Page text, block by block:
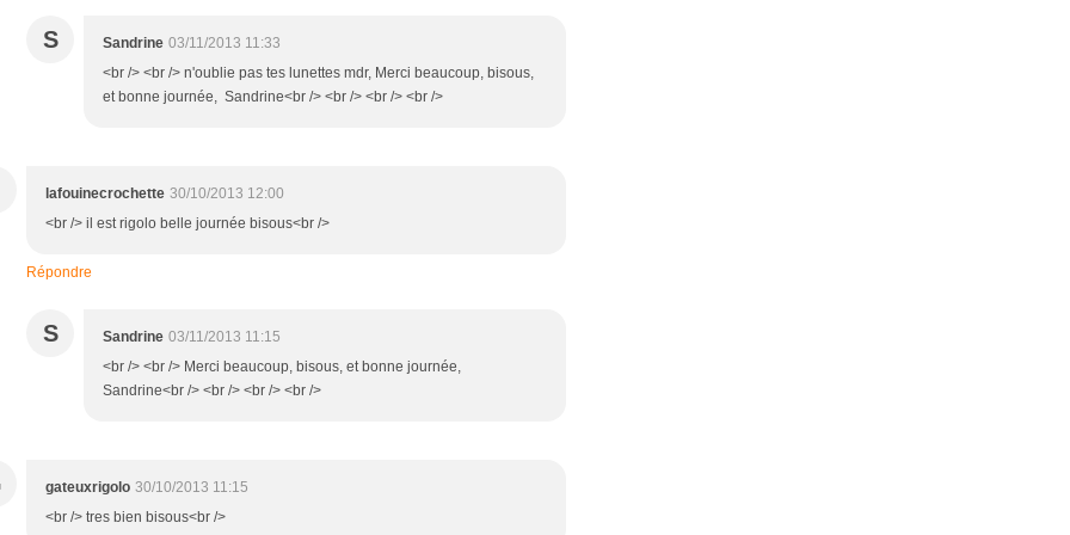
S Sandrine 03/11/2013 11:33
<br /> <br /> n'oublie pas tes lunettes mdr, Merci beaucoup, bisous,
et bonne journée, Sandrine<br /> <br /> <br /> <br />
lafouinecrochette 30/10/2013 12:00
<br /> il est rigolo belle journée bisous<br />
Répondre
S Sandrine 03/11/2013 11:15
<br /> <br /> Merci beaucoup, bisous, et bonne journée,
Sandrine<br /> <br /> <br /> <br />
gateuxrigolo 30/10/2013 11:15
<br /> tres bien bisous<br />